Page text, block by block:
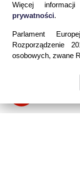
Więcej
prywatności.
Parlament
Rozporządzenie
osobowych, zwane